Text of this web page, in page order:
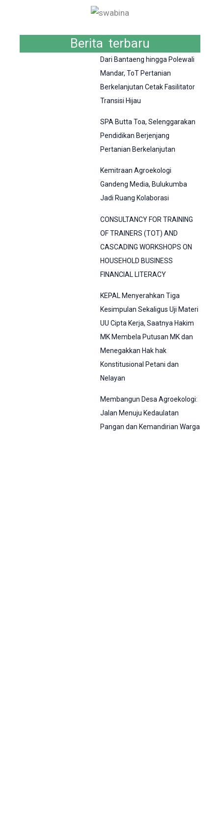
Berita terbaru
Dari Bantaeng hingga Polewali
Mandar, ToT Pertanian
Berkelanjutan Cetak Fasilitator
Transisi Hijau
SPA Butta Toa, Selenggarakan
Pendidikan Berjenjang
Pertanian Berkelanjutan
Kemitraan Agroekologi
Gandeng Media, Bulukumba
Jadi Ruang Kolaborasi
CONSULTANCY FOR TRAINING
OF TRAINERS (TOT) AND
CASCADING WORKSHOPS ON
HOUSEHOLD BUSINESS
FINANCIAL LITERACY
KEPAL Menyerahkan Tiga
Kesimpulan Sekaligus Uji Materi
UU Cipta Kerja, Saatnya Hakim
MK Membela Putusan MK dan
Menegakkan Hak hak
Konstitusional Petani dan
Nelayan
Membangun Desa Agroekologi:
Jalan Menuju Kedaulatan
Pangan dan Kemandirian Warga